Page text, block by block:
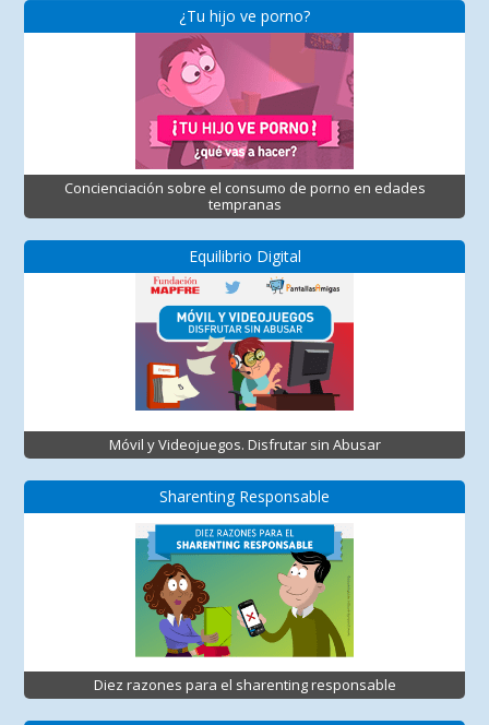
¿Tu hijo ve porno?
Concienciación sobre el consumo de porno en edades
tempranas
Equilibrio Digital
Móvil y Videojuegos. Disfrutar sin Abusar
Sharenting Responsable
Diez razones para el sharenting responsable